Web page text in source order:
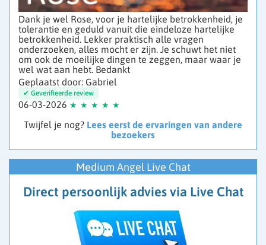
Dank je wel Rose, voor je hartelijke betrokkenheid, je
tolerantie en geduld vanuit die eindeloze hartelijke
betrokkenheid. Lekker praktisch alle vragen
onderzoeken, alles mocht er zijn. Je schuwt het niet
om ook de moeilijke dingen te zeggen, maar waar je
wel wat aan hebt. Bedankt
Geplaatst door: Gabriel
06-03-2026
Twijfel je nog? Lees eerst de ervaringen van andere
bezoekers
Medium Angel Live Chat
Direct persoonlijk advies via Live Chat